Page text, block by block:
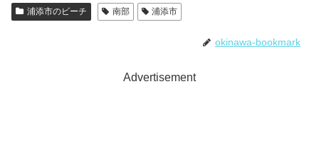
浦添市のビーチ 南部 浦添市
okinawa-bookmark
Advertisement